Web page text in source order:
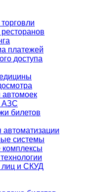
платежей
доступа
АЗС
билетов
системы
комплексы
лиц и СКУД